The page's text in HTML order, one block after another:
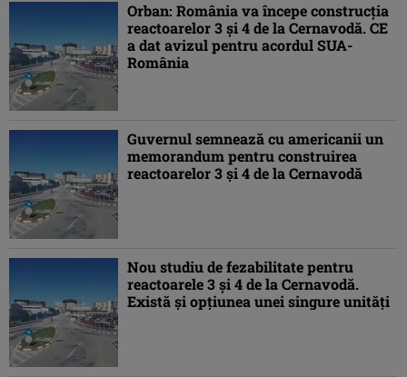
Orban: România va începe construcţia
reactoarelor 3 şi 4 de la Cernavodă. CE
a dat avizul pentru acordul SUA-
România
Guvernul semnează cu americanii un
memorandum pentru construirea
reactoarelor 3 și 4 de la Cernavodă
Nou studiu de fezabilitate pentru
reactoarele 3 și 4 de la Cernavodă.
Există și opțiunea unei singure unități